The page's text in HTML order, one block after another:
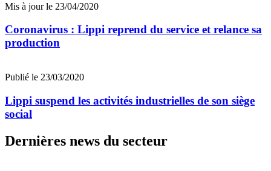
Mis à jour le 23/04/2020
Coronavirus : Lippi reprend du service et relance sa
production
Publié le 23/03/2020
Lippi suspend les activités industrielles de son siège
social
Dernières news du secteur